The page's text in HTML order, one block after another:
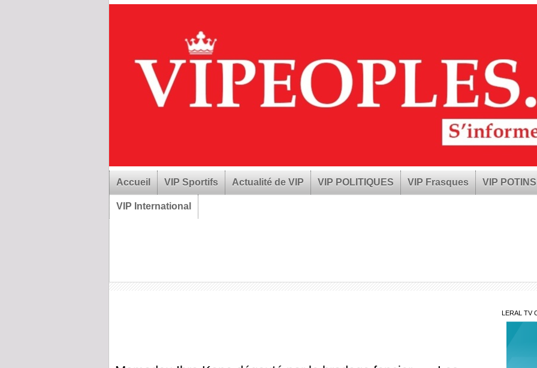
Accueil VIP Sportifs Actualité de VIP VIP POLITIQUES VIP Frasques VIP POTINS
VIP International
LERAL TV